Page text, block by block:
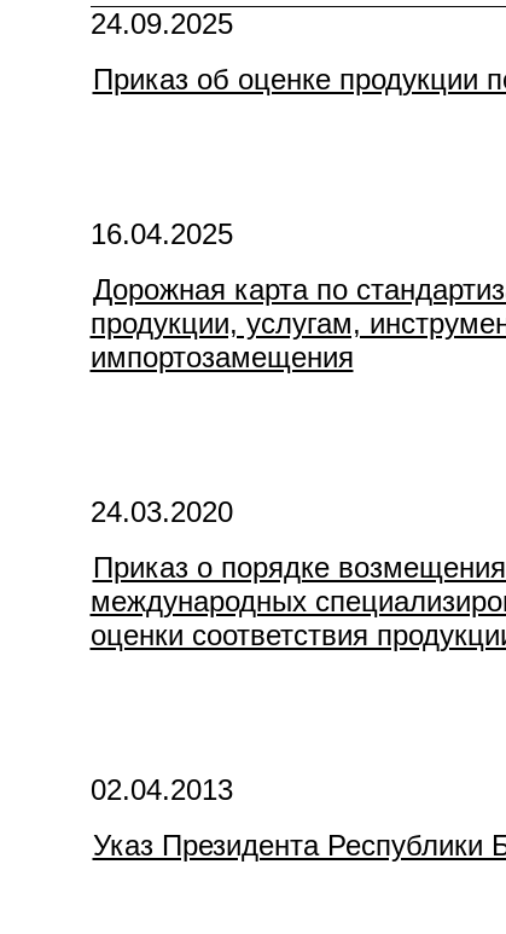
24.09.2025
Приказ об оценке продукции
16.04.2025
Дорожная карта по
продукции, услугам,
импортозамещения
24.03.2020
Приказ о порядке
международных
оценки соответствия
02.04.2013
Указ Президента Республики